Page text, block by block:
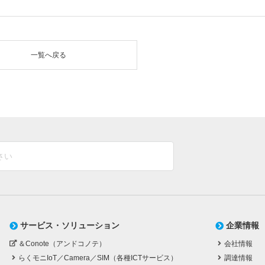
一覧へ戻る
サービス・ソリューション
＆Conote（アンドコノテ）
らくモニIoT／Camera／SIM（各種ICTサービス）
企業情報
会社情報
調達情報